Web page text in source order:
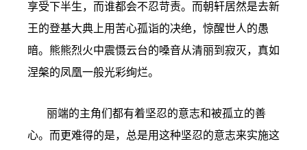
享受下半生，而谁都会不忍苛责。而朝轩居然是去新
王的登基大典上用苦心孤诣的决绝，惊醒世人的愚
暗。熊熊烈火中震慑云台的嗓音从清丽到寂灭，真如
涅槃的凤凰一般光彩绚烂。
丽端的主角们都有着坚忍的意志和被孤立的善
心。而更难得的是，总是用这种坚忍的意志来实施这